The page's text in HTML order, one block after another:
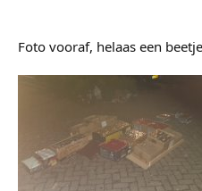
Foto vooraf, helaas een